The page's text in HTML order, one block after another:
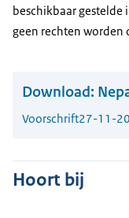
beschikbaar
geen rechten worden
Download:
Voorschrift27-11-
Hoort bij